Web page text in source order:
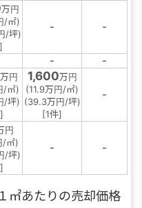
万円
/㎡)
/坪)
- -
- -
万円
/㎡)
/坪)
1,600万円
(11.9万円/㎡)
(39.3万円/坪)
[1件]
-
円
/㎡)
/坪)
- -
㎡あたりの売却価格